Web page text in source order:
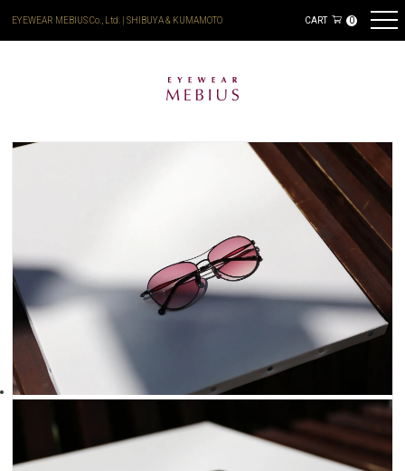
EYEWEAR MEBIUS Co., Ltd. | SHIBUYA & KUMAMOTO CART 0